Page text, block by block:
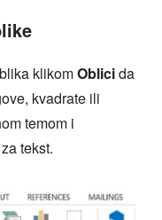
klikomOblicida
kvadrate ili
temom i
tekst.